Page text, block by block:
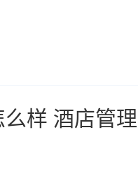
样 酒店管